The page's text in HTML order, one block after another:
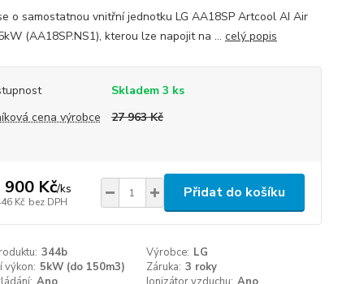
o samostatnou vnitřní jednotku LG AA18SP Artcool AI Air
(AA18SP.NS1), kterou lze napojit na ... celý popis
Skladem 3 ks
cena výrobce
27 963 Kč
900 Kč/ks
Kč bez DPH
Přidat do košíku
344b Výrobce: LG
výkon: 5kW (do 150m3) Záruka: 3 roky